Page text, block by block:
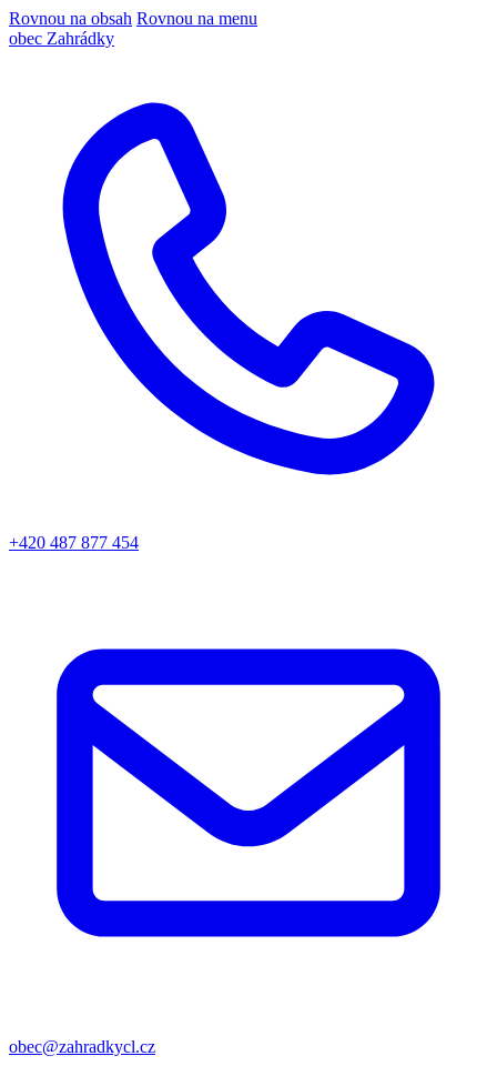
Rovnou na obsah Rovnou na menu
obec Zahrádky
+420 487 877 454
obec@zahradkycl.cz